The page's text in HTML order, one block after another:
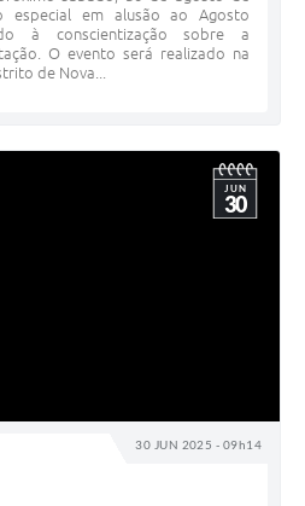
especial em alusão ao Agosto
à conscientização sobre a
O evento será realizado na
de Nova...
30 JUN 2025 - 09h14
JUN
30